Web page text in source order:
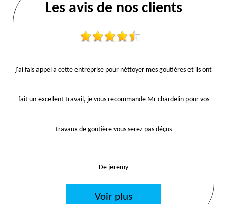
Les avis de nos clients
j'ai fais appel a cette entreprise pour néttoyer mes goutières et ils ont
fait un excellent travail, je vous recommande Mr chardelin pour vos
travaux de goutière vous serez pas déçus
De jeremy
Voir plus